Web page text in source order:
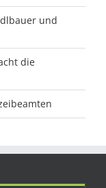
und
die